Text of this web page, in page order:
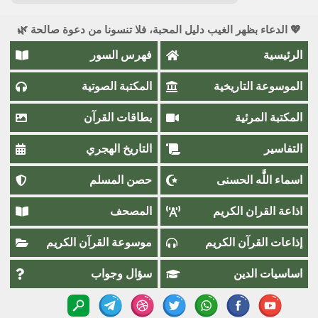
💖 الدعاء بظهر الغيب دليل المحبة، فلا تنسونا من دعوة صالحة 🌿
الرئيسية فهرس السور
الموسوعة التاريخية المكتبة الصوتية
المكتبة المرئية بطاقات القرآن
التفاسير التاريخ الهجري
اسماء اللَّٰه الحسنى حصن المسلم
اذاعة القران الكريم المصحف
إذاعات القرآن الكريم موسوعة القرآن الكريم
اساسيات الدين سؤال وجواب